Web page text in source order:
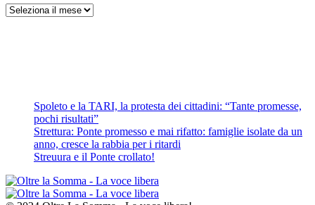
Archivi
Spoleto e la TARI, la protesta dei cittadini: “Tante promesse,
pochi risultati”
Strettura: Ponte promesso e mai rifatto: famiglie isolate da un
anno, cresce la rabbia per i ritardi
Streuura e il Ponte crollato!